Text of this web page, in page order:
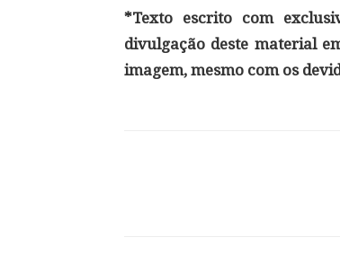
*Texto escrito com
divulgação deste material
imagem, mesmo com os